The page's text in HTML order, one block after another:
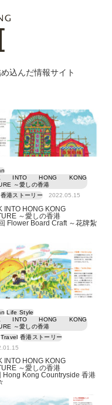
込んだ情報サイト
～愛しの香港
愛しの香港
INTO HONG KONG
～愛しの香港
香港ストーリー 2022.05.15
INTO HONG KONG
～愛しの香港
Flower Board Craft ～花牌紮
Life Style
INTO HONG KONG
～愛しの香港
Travel 香港ストーリー
INTO HONG KONG
～愛しの香港
Hong Kong Countryside 香港